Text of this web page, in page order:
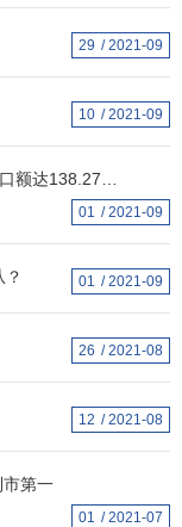
29 2021-09
10 2021-09
01 2021-09
01 2021-09
26 2021-08
12 2021-08
第一
01 2021-07